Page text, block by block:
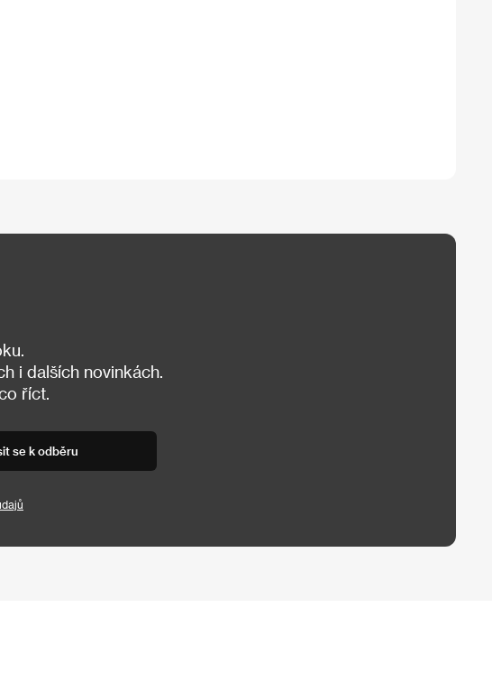
i dalších novinkách.
říct.
se k odběru